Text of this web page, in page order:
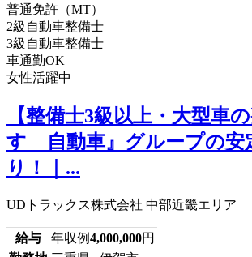
普通免許（MT）
2級自動車整備士
3級自動車整備士
車通勤OK
女性活躍中
【整備士3級以上・大型車
すゞ自動車』グループの安
り！｜...
UDトラックス株式会社 中部近畿エリア
給与 年収例4,000,000円